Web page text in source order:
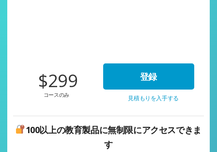
$299
コースのみ
登録
見積もりを入手する
100以上の教育製品に無制限にアクセスできま
す